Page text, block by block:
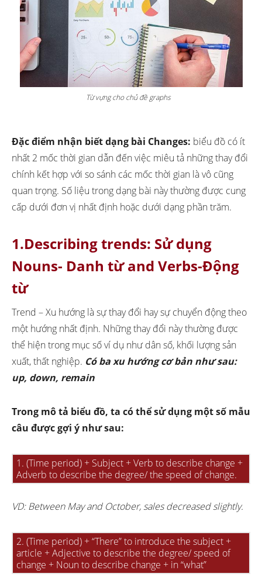
Từ vựng cho chủ đề graphs
Đặc điểm nhận biết dạng bài Changes: biểu đồ có ít
nhất 2 mốc thời gian dẫn đến việc miêu tả những thay đổi
chính kết hợp với so sánh các mốc thời gian là vô cũng
quan trọng. Số liệu trong dạng bài này thường được cung
cấp dưới đơn vị nhất định hoặc dưới dạng phần trăm.
1.Describing trends: Sử dụng
Nouns- Danh từ and Verbs-Động
từ
Trend – Xu hướng là sự thay đổi hay sự chuyển động theo
một hướng nhất định. Những thay đổi này thường được
thể hiện trong mục số ví dụ như dân số, khối lượng sản
xuất, thất nghiệp. Có ba xu hướng cơ bản như sau:
up, down, remain
Trong mô tả biểu đồ, ta có thể sử dụng một số mẫu
câu được gợi ý như sau:
1. (Time period) + Subject + Verb to describe change +
Adverb to describe the degree/ the speed of change.
VD: Between May and October, sales decreased slightly.
2. (Time period) + “There” to introduce the subject +
article + Adjective to describe the degree/ speed of
change + Noun to describe change + in “what”